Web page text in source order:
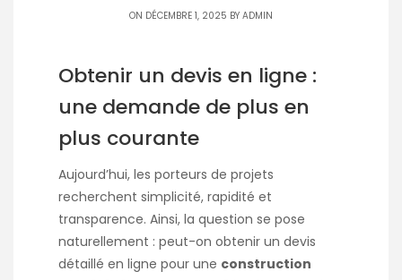
ON DÉCEMBRE 1, 2025 BY ADMIN
Obtenir un devis en ligne :
une demande de plus en
plus courante
Aujourd’hui, les porteurs de projets
recherchent simplicité, rapidité et
transparence. Ainsi, la question se pose
naturellement : peut-on obtenir un devis
détaillé en ligne pour une construction